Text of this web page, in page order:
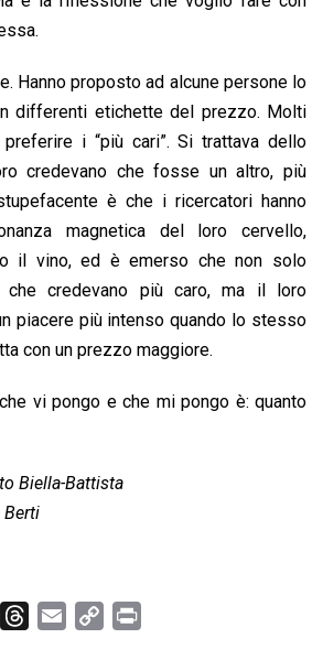
Hanno proposto ad alcune persone lo
differenti etichette del prezzo. Molti
i “più cari”. Si trattava dello
credevano che fosse un altro, più
è che i ricercatori hanno
magnetica del loro cervello,
il vino, ed è emerso che non solo
che credevano più caro, ma il loro
piacere più intenso quando lo stesso
con un prezzo maggiore.
vi pongo e che mi pongo è: quanto
Biella-Battista
Berti